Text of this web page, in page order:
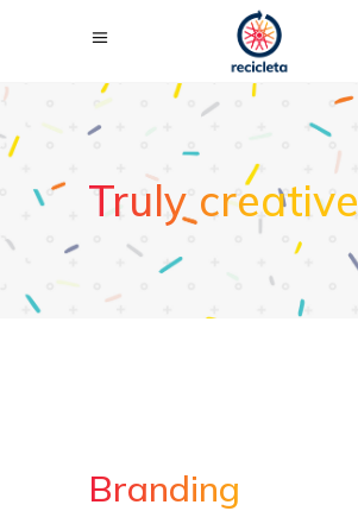
Truly creative
Branding